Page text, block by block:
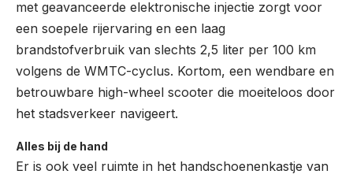
met geavanceerde elektronische injectie zorgt voor
een soepele rijervaring en een laag
brandstofverbruik van slechts 2,5 liter per 100 km
volgens de WMTC-cyclus. Kortom, een wendbare en
betrouwbare high-wheel scooter die moeiteloos door
het stadsverkeer navigeert.
Alles bij de hand
Er is ook veel ruimte in het handschoenenkastje van